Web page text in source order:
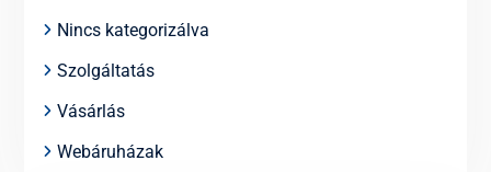
Nincs kategorizálva
Szolgáltatás
Vásárlás
Webáruházak